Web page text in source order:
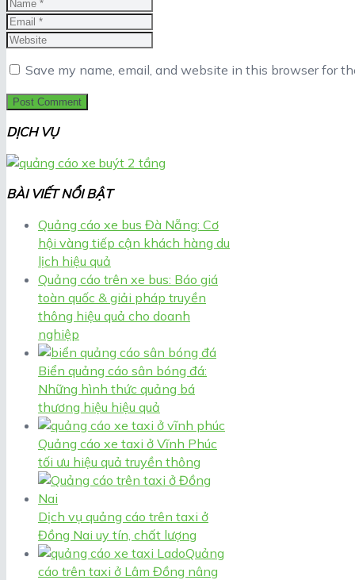
Save my name, email, and website in this browser for
DỊCH VỤ
BÀI VIẾT NỔI BẬT
Quảng cáo xe bus Đà Nẵng: Cơ
hội vàng tiếp cận khách hàng du
lịch hiệu quả
Quảng cáo trên xe bus: Báo giá
toàn quốc & giải pháp truyền
thông hiệu quả cho doanh
nghiệp
Biển quảng cáo sân bóng đá:
Những hình thức quảng bá
thương hiệu hiệu quả
Quảng cáo xe taxi ở Vĩnh Phúc
tối ưu hiệu quả truyền thông
Dịch vụ quảng cáo trên taxi ở
Đồng Nai uy tín, chất lượng
Quảng
cáo trên taxi ở Lâm Đồng nâng